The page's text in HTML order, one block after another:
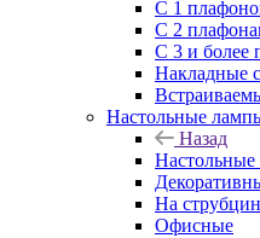
С 1
С 2
С 3 и более
Накладные
Настольные
Назад
На
Офисные